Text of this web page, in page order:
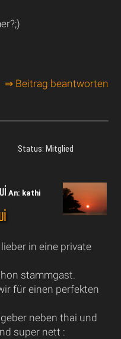
⇒ Beitrag beantworten
Status: Mitglied
An: kathi
in eine private
stammgast.
für einen perfekten
neben thai und
super nett :